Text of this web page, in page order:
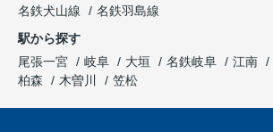
名鉄犬山線
名鉄羽島線
駅から探す
尾張一宮
岐阜 大垣 名鉄岐阜 江南
柏森
木曽川 笠松